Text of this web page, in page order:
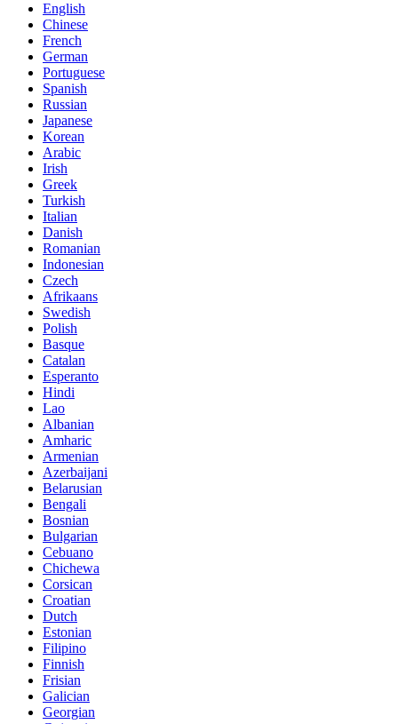
English
Chinese
French
German
Portuguese
Spanish
Russian
Japanese
Korean
Arabic
Irish
Greek
Turkish
Italian
Danish
Romanian
Indonesian
Czech
Afrikaans
Swedish
Polish
Basque
Catalan
Esperanto
Hindi
Lao
Albanian
Amharic
Armenian
Azerbaijani
Belarusian
Bengali
Bosnian
Bulgarian
Cebuano
Chichewa
Corsican
Croatian
Dutch
Estonian
Filipino
Finnish
Frisian
Galician
Georgian